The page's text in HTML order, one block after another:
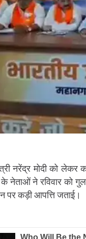
नरेंद्र मोदी को लेकर
के नेताओं ने रविवार को
पर कड़ी आपत्ति जताई।